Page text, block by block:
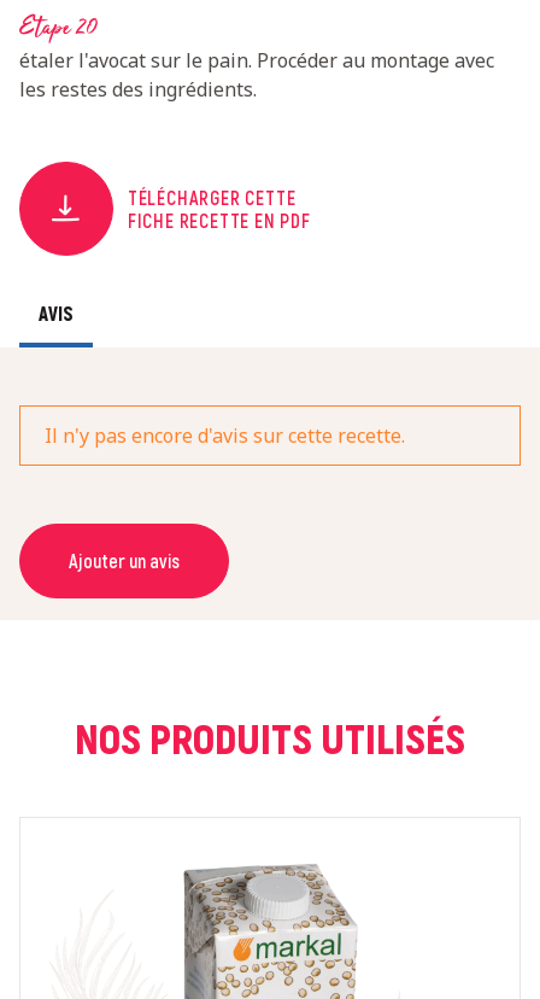
Etape 20
étaler l'avocat sur le pain. Procéder au montage avec
les restes des ingrédients.
TÉLÉCHARGER CETTE
FICHE RECETTE EN PDF
AVIS
Il n'y pas encore d'avis sur cette recette.
Ajouter un avis
NOM *
COMMENTAIRE *
NOS PRODUITS UTILISÉS